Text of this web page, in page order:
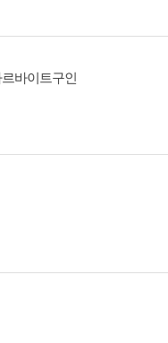
바이트구인